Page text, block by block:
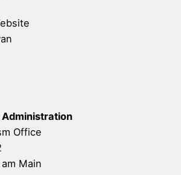
Office
Main